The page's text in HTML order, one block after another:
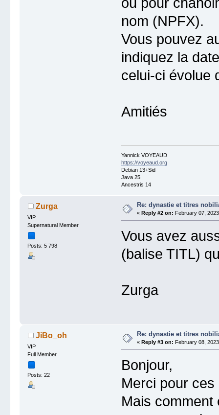
nom (NPFX).
Vous pouvez
indiquez la
celui-ci évolue
Amitiés
Yannick VOYEAUD
https://voyeaud.org
Debian 13+Sid
Java 25
Ancestris 14
Zurga
VIP
Supernatural Member
Posts: 5 798
Re: dynastie et titres
«Reply #2 on: February 07,
Vous avez
(balise TITL)
Zurga
JiBo_oh
VIP
Full Member
Posts: 22
Re: dynastie et titres
«Reply #3 on: February 08,
Bonjour,
Merci pour
Mais comment